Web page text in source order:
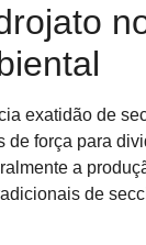
exatidão de
de força para
a
de